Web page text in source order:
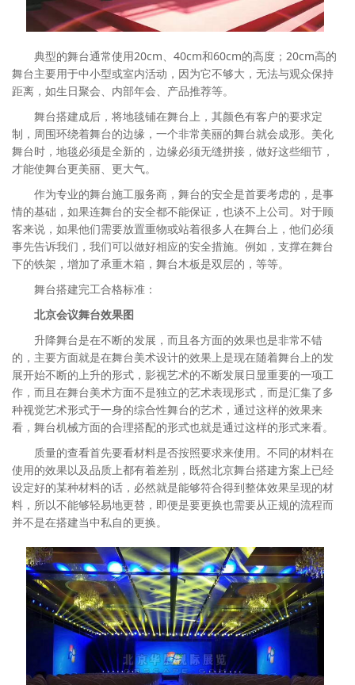
典型的舞台通常使用20cm、40cm和60cm的高度；20cm高的
舞台主要用于中小型或室内活动，因为它不够大，无法与观众保持
距离，如生日聚会、内部年会、产品推荐等。
舞台搭建成后，将地毯铺在舞台上，其颜色有客户的要求定
制，周围环绕着舞台的边缘，一个非常美丽的舞台就会成形。美化
舞台时，地毯必须是全新的，边缘必须无缝拼接，做好这些细节，
才能使舞台更美丽、更大气。
作为专业的舞台施工服务商，舞台的安全是首要考虑的，是事
情的基础，如果连舞台的安全都不能保证，也谈不上公司。对于顾
客来说，如果他们需要放置重物或站着很多人在舞台上，他们必须
事先告诉我们，我们可以做好相应的安全措施。例如，支撑在舞台
下的铁架，增加了承重木箱，舞台木板是双层的，等等。
舞台搭建完工合格标准：
北京会议舞台效果图
升降舞台是在不断的发展，而且各方面的效果也是非常不错
的，主要方面就是在舞台美术设计的效果上是现在随着舞台上的发
展开始不断的上升的形式，影视艺术的不断发展日显重要的一项工
作，而且在舞台美术方面不是独立的艺术表现形式，而是汇集了多
种视觉艺术形式于一身的综合性舞台的艺术，通过这样的效果来
看，舞台机械方面的合理搭配的形式也就是通过这样的形式来看。
质量的查看首先要看材料是否按照要求来使用。不同的材料在
使用的效果以及品质上都有着差别，既然北京舞台搭建方案上已经
设定好的某种材料的话，必然就是能够符合得到整体效果呈现的材
料，所以不能够轻易地更替，即便是要更换也需要从正规的流程而
并不是在搭建当中私自的更换。